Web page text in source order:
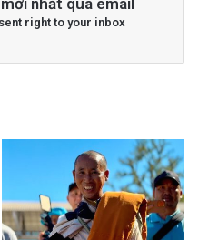
nhất qua email
right to your inbox